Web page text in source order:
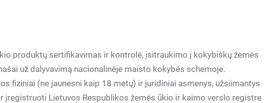
produktų sertifikavimas ir kontrolė, įsitraukimo į kokybiškų žemės
už dalyvavimą nacionalinėje maisto kokybės schemoje.
fiziniai (ne jaunesni kaip 18 metų) ir juridiniai asmenys, užsiimantys
įregistruoti Lietuvos Respublikos žemės ūkio ir kaimo verslo registre